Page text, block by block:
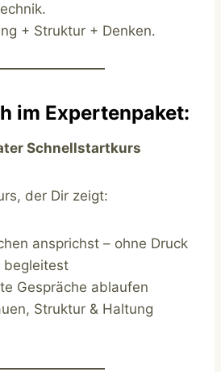
+ Struktur + Denken.
im Expertenpaket:
Schnellstartkurs
der Dir zeigt:
ansprichst – ohne Druck
begleitest
Gespräche ablaufen
Struktur & Haltung